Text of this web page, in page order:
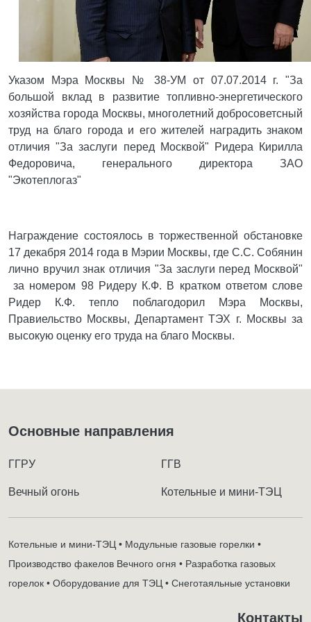
Указом Мэра Москвы № 38-УМ от 07.07.2014 г. "За
большой вклад в развитие топливно-энергетического
хозяйства города Москвы, многолетний добросоветсный
труд на благо города и его жителей наградить знаком
отличия "За заслуги перед Москвой" Ридера Кирилла
Федоровича, генерального директора ЗАО
"Экотеплогаз"
Награждение состоялось в торжественной обстановке
17 декабря 2014 года в Мэрии Москвы, где С.С. Собянин
лично вручил знак отличия "За заслуги перед Москвой"
за номером 98 Ридеру К.Ф. В кратком ответом слове
Ридер К.Ф. тепло поблагодорил Мэра Москвы,
Правиельство Москвы, Департамент ТЭХ г. Москвы за
высокую оценку его труда на благо Москвы.
Основные направления
ГГРУ ГГВ
Вечный огонь Котельные и мини-ТЭЦ
Котельные и мини-ТЭЦ • Модульные газовые горелки •
Производство факелов Вечного огня • Разработка газовых
горелок • Оборудование для ТЭЦ • Снеготаяльные установки
Контакты